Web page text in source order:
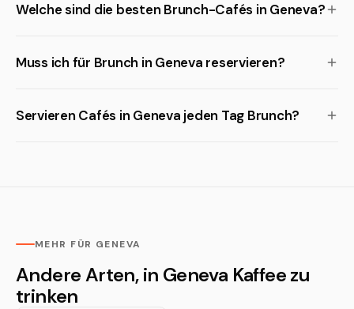
Welche sind die besten Brunch-Cafés in Geneva?
Muss ich für Brunch in Geneva reservieren?
Servieren Cafés in Geneva jeden Tag Brunch?
MEHR FÜR GENEVA
Andere Arten, in Geneva Kaffee zu
trinken